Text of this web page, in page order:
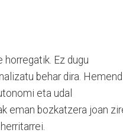
Ez dugu
behar dira.
eta udal
eman bozkatzera joan